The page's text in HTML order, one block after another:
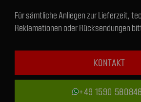
Für sämtliche Anliegen zur Lieferzeit,
Reklamationen oder Rücksendungen
KONTAKT
+49 1590